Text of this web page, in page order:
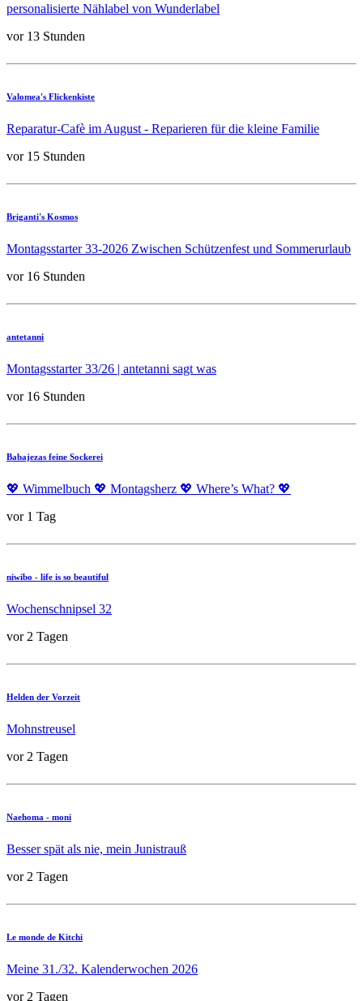
personalisierte Nählabel von Wunderlabel
vor 13 Stunden
Valomea's Flickenkiste
Reparatur-Cafè im August - Reparieren für die kleine Familie
vor 15 Stunden
Briganti's Kosmos
Montagsstarter 33-2026 Zwischen Schützenfest und Sommerurlaub
vor 16 Stunden
antetanni
Montagsstarter 33/26 | antetanni sagt was
vor 16 Stunden
Babajezas feine Sockerei
💖 Wimmelbuch 💖 Montagsherz 💖 Where’s What? 💖
vor 1 Tag
niwibo - life is so beautiful
Wochenschnipsel 32
vor 2 Tagen
Helden der Vorzeit
Mohnstreusel
vor 2 Tagen
Naehoma - moni
Besser spät als nie, mein Junistrauß
vor 2 Tagen
Le monde de Kitchi
Meine 31./32. Kalenderwochen 2026
vor 2 Tagen